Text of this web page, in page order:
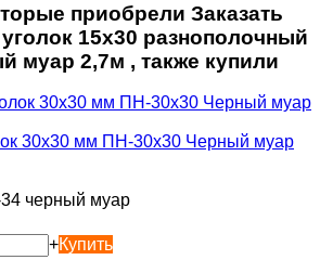
приобрели Заказать
15х30 разнополочный
муар 2,7м , также купили
30х30 мм ПН-30х30 Черный муар
черный муар
+Купить